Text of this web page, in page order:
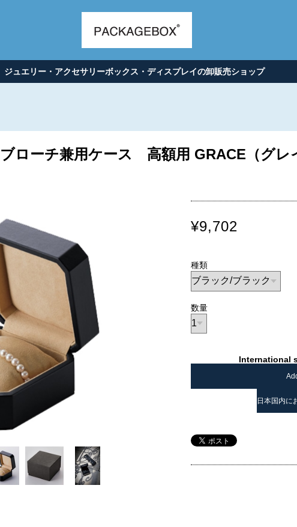
ジュエリー・アクセサリーボックス・ディスプレイの卸販売ショップ
ローチ兼用ケース 高額用 GRACE（グレ
¥9,702
種類
数量
International
日本国内に